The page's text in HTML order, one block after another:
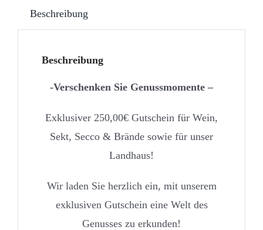
Beschreibung
Beschreibung
-Verschenken Sie Genussmomente –
Exklusiver 250,00€ Gutschein für Wein,
Sekt, Secco & Brände sowie für unser
Landhaus!
Wir laden Sie herzlich ein, mit unserem
exklusiven Gutschein eine Welt des
Genusses zu erkunden!